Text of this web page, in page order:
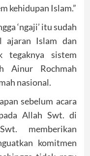
kehidupan Islam.”
‘ngaji’ itu sudah
ajaran Islam dan
sistem
Ainur Rochmah
nasional.
sebelum acara
Allah Swt. di
memberikan
komitmen